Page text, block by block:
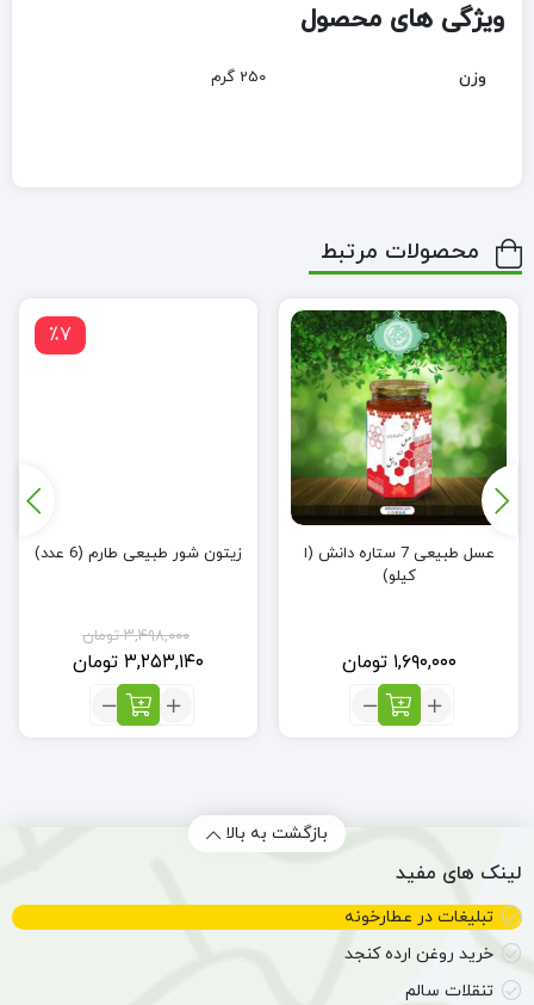
ویژگی های محصول
وزن 250 گرم
محصولات مرتبط
عسل طبیعی 7 ستاره دانش (ا
کیلو)
۱,۶۹۰,۰۰۰ تومان
تعداد:
عسل
کیلو)
٪7
زیتون شور طبیعی طارم (6 عدد)
۳,۴۹۸,۰۰۰ تومان
۳,۲۵۳,۱۴۰ تومان
تعداد:
زیتون
بازگشت به بالا
لینک های مفید
تبلیغات در عطارخونه
خرید روغن ارده کنجد
تنقلات سالم